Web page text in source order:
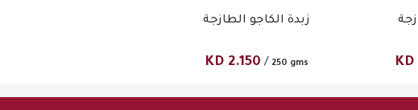
زبدة الكاجو الطازجة
KD 2.150 / 250 gms KD